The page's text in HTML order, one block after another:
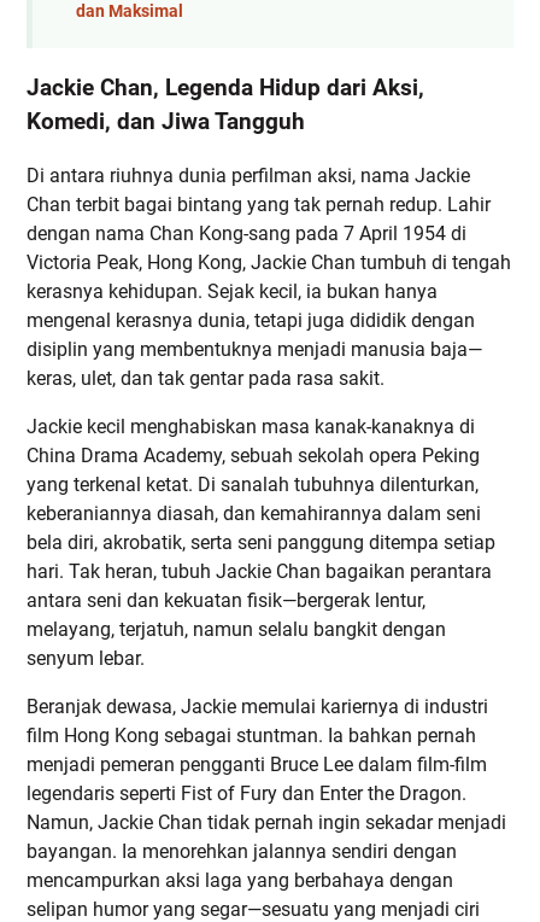
dan Maksimal
Jackie Chan, Legenda Hidup dari Aksi,
Komedi, dan Jiwa Tangguh
Di antara riuhnya dunia perfilman aksi, nama Jackie
Chan terbit bagai bintang yang tak pernah redup. Lahir
dengan nama Chan Kong-sang pada 7 April 1954 di
Victoria Peak, Hong Kong, Jackie Chan tumbuh di tengah
kerasnya kehidupan. Sejak kecil, ia bukan hanya
mengenal kerasnya dunia, tetapi juga dididik dengan
disiplin yang membentuknya menjadi manusia baja—
keras, ulet, dan tak gentar pada rasa sakit.
Jackie kecil menghabiskan masa kanak-kanaknya di
China Drama Academy, sebuah sekolah opera Peking
yang terkenal ketat. Di sanalah tubuhnya dilenturkan,
keberaniannya diasah, dan kemahirannya dalam seni
bela diri, akrobatik, serta seni panggung ditempa setiap
hari. Tak heran, tubuh Jackie Chan bagaikan perantara
antara seni dan kekuatan fisik—bergerak lentur,
melayang, terjatuh, namun selalu bangkit dengan
senyum lebar.
Beranjak dewasa, Jackie memulai kariernya di industri
film Hong Kong sebagai stuntman. Ia bahkan pernah
menjadi pemeran pengganti Bruce Lee dalam film-film
legendaris seperti Fist of Fury dan Enter the Dragon.
Namun, Jackie Chan tidak pernah ingin sekadar menjadi
bayangan. Ia menorehkan jalannya sendiri dengan
mencampurkan aksi laga yang berbahaya dengan
selipan humor yang segar—sesuatu yang menjadi ciri